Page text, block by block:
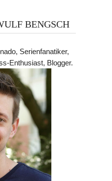
BENGSCH
Serienfanatiker,
Enthusiast, Blogger.